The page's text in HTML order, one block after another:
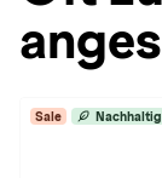
Sale Nachhaltig